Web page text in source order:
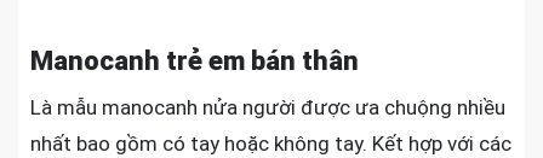
Manocanh trẻ em bán thân
Là mẫu manocanh nửa người được ưa chuộng nhiều
nhất bao gồm có tay hoặc không tay. Kết hợp với các